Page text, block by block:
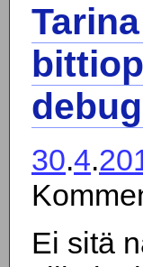
30.4.
Ei sitä